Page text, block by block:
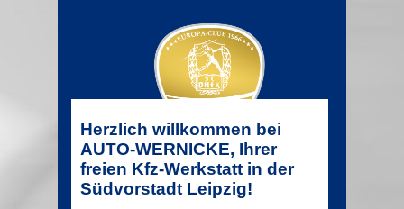
Herzlich willkommen bei
AUTO-WERNICKE, Ihrer
freien Kfz-Werkstatt in der
Südvorstadt Leipzig!